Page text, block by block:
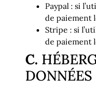
Paypal : si
de paiement
Stripe : si
de paiement
C.
DONNÉES